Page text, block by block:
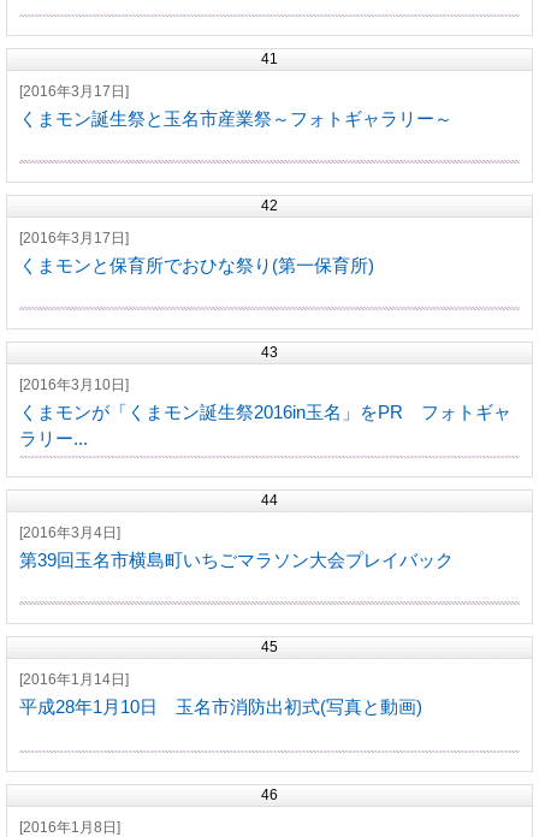
41
[2016年3月17日]
くまモン誕生祭と玉名市産業祭～フォトギャラリー～
42
[2016年3月17日]
くまモンと保育所でおひな祭り(第一保育所)
43
[2016年3月10日]
くまモンが「くまモン誕生祭2016in玉名」をPR フォトギャ
ラリー...
44
[2016年3月4日]
第39回玉名市横島町いちごマラソン大会プレイバック
45
[2016年1月14日]
平成28年1月10日 玉名市消防出初式(写真と動画)
46
[2016年1月8日]